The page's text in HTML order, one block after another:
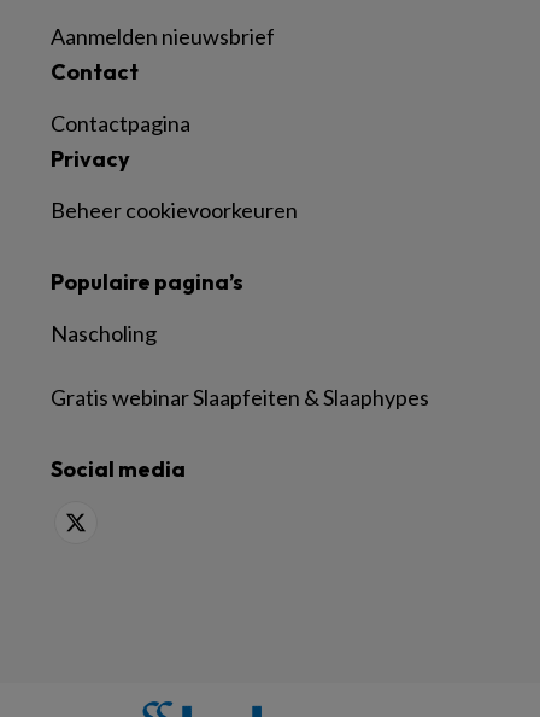
Aanmelden nieuwsbrief
Contact
Contactpagina
Privacy
Beheer cookievoorkeuren
Populaire pagina’s
Nascholing
Gratis webinar Slaapfeiten & Slaaphypes
Social media